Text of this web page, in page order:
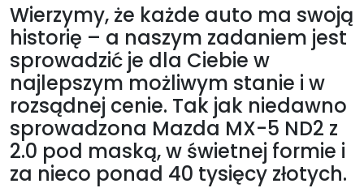
Wierzymy, że każde auto ma swoją
historię – a naszym zadaniem jest
sprowadzić je dla Ciebie w
najlepszym możliwym stanie i w
rozsądnej cenie. Tak jak niedawno
sprowadzona Mazda MX-5 ND2 z
2.0 pod maską, w świetnej formie i
za nieco ponad 40 tysięcy złotych.